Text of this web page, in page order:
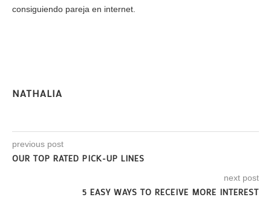
consiguiendo pareja en internet.
NATHALIA
previous post
OUR TOP RATED PICK-UP LINES
next post
5 EASY WAYS TO RECEIVE MORE INTEREST